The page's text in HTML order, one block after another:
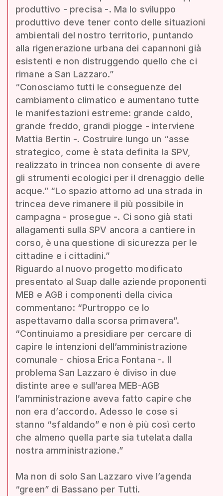
produttivo - precisa -. Ma lo sviluppo
produttivo deve tener conto delle situazioni
ambientali del nostro territorio, puntando
alla rigenerazione urbana dei capannoni già
esistenti e non distruggendo quello che ci
rimane a San Lazzaro.”
“Conosciamo tutti le conseguenze del
cambiamento climatico e aumentano tutte
le manifestazioni estreme: grande caldo,
grande freddo, grandi piogge - interviene
Mattia Bertin -. Costruire lungo un “asse
strategico, come è stata definita la SPV,
realizzato in trincea non consente di avere
gli strumenti ecologici per il drenaggio delle
acque.” “Lo spazio attorno ad una strada in
trincea deve rimanere il più possibile in
campagna - prosegue -. Ci sono già stati
allagamenti sulla SPV ancora a cantiere in
corso, è una questione di sicurezza per le
cittadine e i cittadini.”
Riguardo al nuovo progetto modificato
presentato al Suap dalle aziende proponenti
MEB e AGB i componenti della civica
commentano: “Purtroppo ce lo
aspettavamo dalla scorsa primavera”.
“Continuiamo a presidiare per cercare di
capire le intenzioni dell’amministrazione
comunale - chiosa Erica Fontana -. Il
problema San Lazzaro è diviso in due
distinte aree e sull’area MEB-AGB
l’amministrazione aveva fatto capire che
non era d’accordo. Adesso le cose si
stanno “sfaldando” e non è più così certo
che almeno quella parte sia tutelata dalla
nostra amministrazione.”
Ma non di solo San Lazzaro vive l’agenda
“green” di Bassano per Tutti.